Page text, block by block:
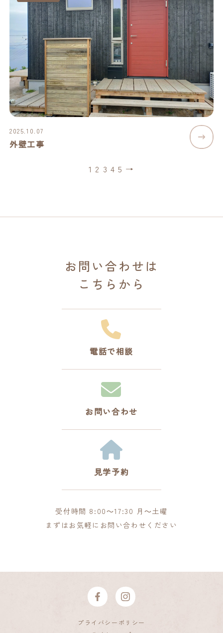
2025.10.07
外壁工事
1 2 3 4 5 →
お問い合わせは
こちらから
電話で相談
お問い合わせ
見学予約
受付時間 8:00～17:30 月～土曜
まずはお気軽にお問い合わせください
プライバシーポリシー